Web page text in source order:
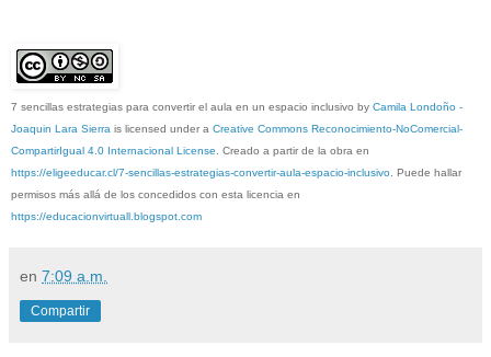
7 sencillas estrategias para convertir el aula en un espacio inclusivo by Camila Londoño -
Joaquin Lara Sierra is licensed under a Creative Commons Reconocimiento-NoComercial-
CompartirIgual 4.0 Internacional License. Creado a partir de la obra en
https://eligeeducar.cl/7-sencillas-estrategias-convertir-aula-espacio-inclusivo. Puede hallar
permisos más allá de los concedidos con esta licencia en
https://educacionvirtuall.blogspot.com
en 7:09 a.m.
Compartir